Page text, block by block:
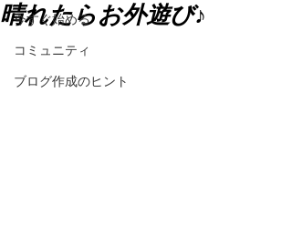
今すぐ始める
コミュニティ
ブログ作成のヒント
晴れたらお外遊び♪